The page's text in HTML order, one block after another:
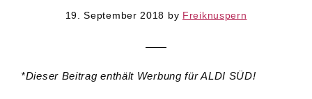
19. September 2018 by Freiknuspern
*Dieser Beitrag enthält Werbung für ALDI SÜD!